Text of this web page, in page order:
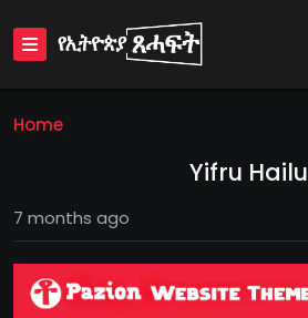
Home
Yifru Hailu
7 months ago